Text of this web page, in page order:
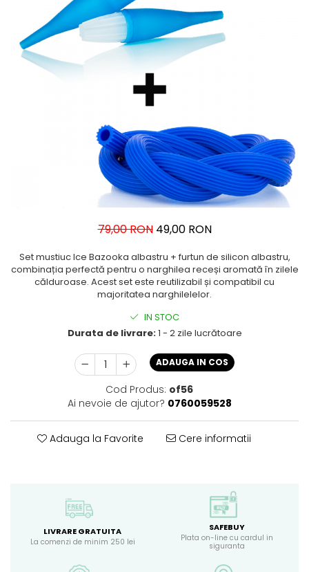
79,00 RON 49,00 RON
Set mustiuc Ice Bazooka albastru + furtun de silicon albastru,
combinația perfectă pentru o narghilea receși aromată în zilele
călduroase. Acest set este reutilizabil și compatibil cu
majoritatea narghilelelor.
IN STOC
Durata de livrare:1 - 2 zile lucrătoare
ADAUGA IN COS
Cod Produs: of56
Ai nevoie de ajutor? 0760059528
Adauga la Favorite Cere informatii
LIVRARE GRATUITA
La comenzi de minim 250 lei
SAFEBUY
Plata on-line cu cardul in
siguranta